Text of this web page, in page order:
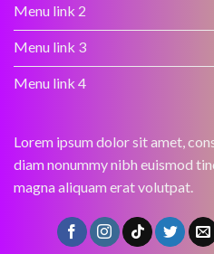
Menu link 2
Menu link 3
Menu link 4
Lorem ipsum dolor sit amet,
diam nonummy nibh euismod
magna aliquam erat volutpat.